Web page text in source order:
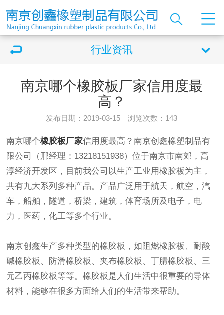
行业资讯
南京哪个橡胶板厂家信用度最
高？
发布日期：2019-03-15 浏览次数： 143
南京哪个橡胶板厂家信用度最高？南京创鑫橡塑制品有
限公司
（邢经理： 13218151938）位于南京市南郊，高
淳经济开发区，目前我公司以生产工业用橡胶板为主，
共有九大系列多种产品。产品广泛用于航天，航空，汽
车，船舶，隧道，桥梁，建筑，体育场所及电子，电
力，医药，化工等多个行业。
南京创鑫生产多种类型的橡胶板，如阻燃橡胶板、耐酸
碱橡胶板、防滑橡胶板、夹布橡胶板、丁腈橡胶板、三
元乙丙橡胶板等等。橡胶板是人们生活中很重要的导体
材料，能够在很多方面给人们的生活带来帮助。